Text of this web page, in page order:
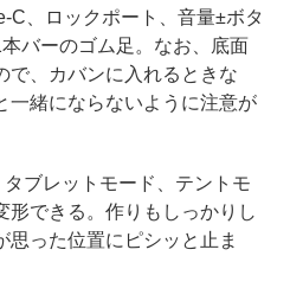
C、ロックポート、音量±ボタ
バーのゴム足。なお、底面
で、カバンに入れるときな
一緒にならないように注意が
ブレットモード、テントモ
形できる。作りもしっかりし
思った位置にピシッと止ま